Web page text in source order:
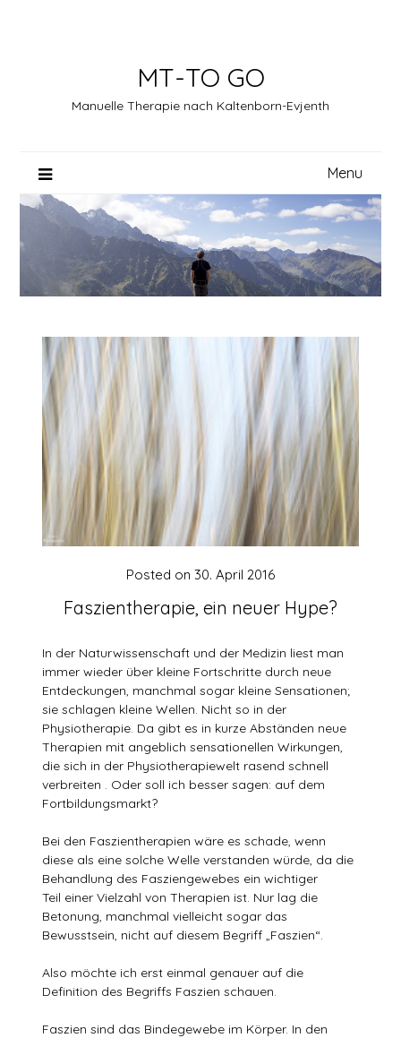
MT-TO GO
Manuelle Therapie nach Kaltenborn-Evjenth
Menu
Faszientherapie, ein neuer Hype?
Posted on 30. April 2016
In der Naturwissenschaft und der Medizin liest man
immer wieder über kleine Fortschritte durch neue
Entdeckungen, manchmal sogar kleine Sensationen;
sie schlagen kleine Wellen. Nicht so in der
Physiotherapie. Da gibt es in kurze Abständen neue
Therapien mit angeblich sensationellen Wirkungen,
die sich in der Physiotherapiewelt rasend schnell
verbreiten . Oder soll ich besser sagen: auf dem
Fortbildungsmarkt?
Bei den Faszientherapien wäre es schade, wenn
diese als eine solche Welle verstanden würde, da die
Behandlung des Fasziengewebes ein wichtiger
Teil einer Vielzahl von Therapien ist. Nur lag die
Betonung, manchmal vielleicht sogar das
Bewusstsein, nicht auf diesem Begriff „Faszien“.
Also möchte ich erst einmal genauer auf die
Definition des Begriffs Faszien schauen.
Faszien sind das Bindegewebe im Körper. In den